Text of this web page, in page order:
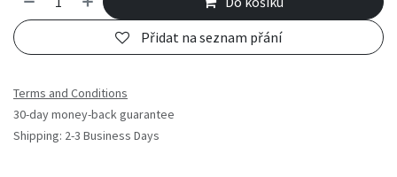
Přidat na seznam přání
Terms and Conditions
30-day money-back guarantee
Shipping: 2-3 Business Days